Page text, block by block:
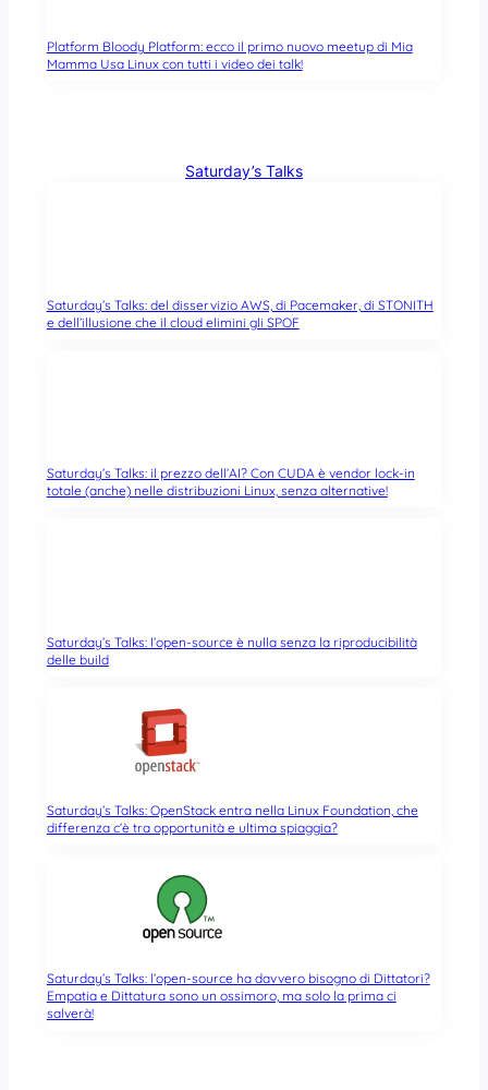
Platform Bloody Platform: ecco il primo nuovo meetup di Mia
Mamma Usa Linux con tutti i video dei talk!
Saturday’s Talks
Saturday’s Talks: del disservizio AWS, di Pacemaker, di STONITH
e dell’illusione che il cloud elimini gli SPOF
Saturday’s Talks: il prezzo dell’AI? Con CUDA è vendor lock-in
totale (anche) nelle distribuzioni Linux, senza alternative!
Saturday’s Talks: l’open-source è nulla senza la riproducibilità
delle build
Saturday’s Talks: OpenStack entra nella Linux Foundation, che
differenza c’è tra opportunità e ultima spiaggia?
Saturday’s Talks: l’open-source ha davvero bisogno di Dittatori?
Empatia e Dittatura sono un ossimoro, ma solo la prima ci
salverà!